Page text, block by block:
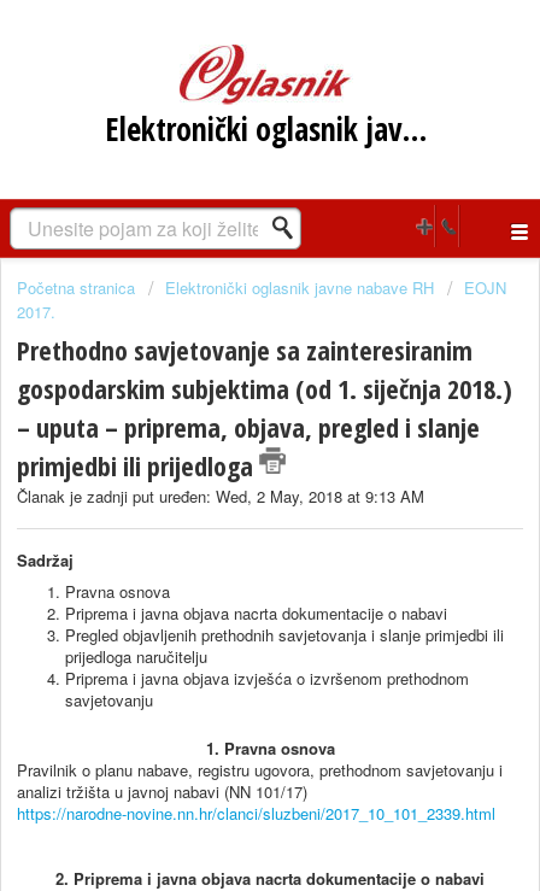
Elektronički oglasnik javne nabave RH
Početna stranica Elektronički oglasnik javne nabave RH
EOJN
2017.
Prethodno savjetovanje sa zainteresiranim
gospodarskim subjektima (od 1. siječnja 2018.)
– uputa – priprema, objava, pregled i slanje
primjedbi ili prijedloga
Članak je zadnji put uređen: Wed, 2 May, 2018 at 9:13 AM
Sadržaj
Pravna osnova
Priprema i javna objava nacrta dokumentacije o nabavi
Pregled objavljenih prethodnih savjetovanja i slanje primjedbi ili
prijedloga naručitelju
Priprema i javna objava izvješća o izvršenom prethodnom
savjetovanju
1. Pravna osnova
Pravilnik o planu nabave, registru ugovora, prethodnom savjetovanju i
analizi tržišta u javnoj nabavi (NN 101/17)
https://narodne-novine.nn.hr/clanci/sluzbeni/2017_10_101_2339.html
2. Priprema i javna objava nacrta dokumentacije o nabavi